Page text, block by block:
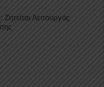
Λειτουργός